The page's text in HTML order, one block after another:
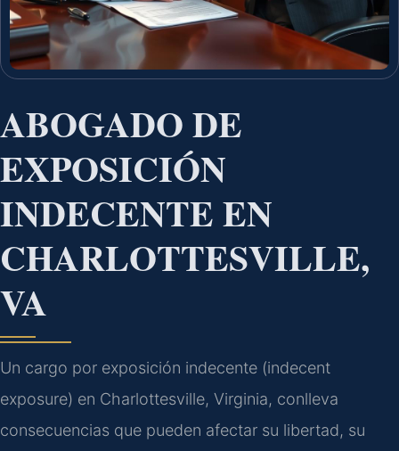
ABOGADO DE
EXPOSICIÓN
INDECENTE EN
CHARLOTTESVILLE,
VA
Un cargo por exposición indecente (indecent
exposure) en Charlottesville, Virginia, conlleva
consecuencias que pueden afectar su libertad, su